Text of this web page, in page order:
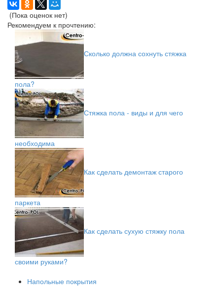
(Пока оценок нет)
Рекомендуем к прочтению:
Сколько должна сохнуть стяжка
пола?
Стяжка пола - виды и для чего
необходима
Как сделать демонтаж старого
паркета
Как сделать сухую стяжку пола
своими руками?
Напольные покрытия